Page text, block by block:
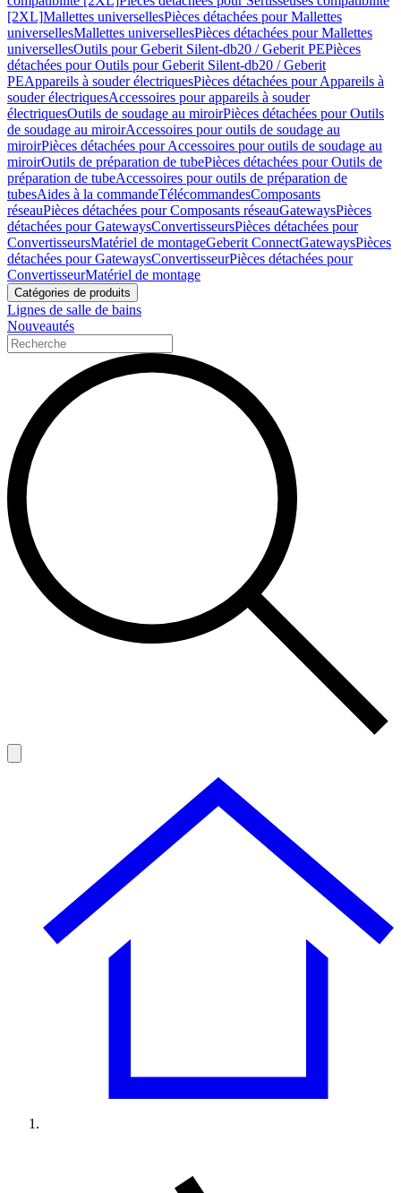
[2XL]Mallettes universellesPièces détachées pour Mallettes
universellesMallettes universellesPièces détachées pour Mallettes
universellesOutils pour Geberit Silent-db20 / Geberit PEPièces
détachées pour Outils pour Geberit Silent-db20 / Geberit
PEAppareils à souder électriquesPièces détachées pour Appareils à
souder électriquesAccessoires pour appareils à souder
électriquesOutils de soudage au miroirPièces détachées pour Outils
de soudage au miroirAccessoires pour outils de soudage au
miroirPièces détachées pour Accessoires pour outils de soudage au
miroirOutils de préparation de tubePièces détachées pour Outils de
préparation de tubeAccessoires pour outils de préparation de
tubesAides à la commandeTélécommandesComposants
réseauPièces détachées pour Composants réseauGatewaysPièces
détachées pour GatewaysConvertisseursPièces détachées pour
ConvertisseursMatériel de montageGeberit ConnectGatewaysPièces
détachées pour GatewaysConvertisseurPièces détachées pour
ConvertisseurMatériel de montage
Catégories de produits
Lignes de salle de bains
Nouveautés